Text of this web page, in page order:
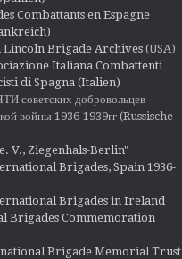
Combattants en Espagne
Lincoln Brigade Archives(USA)
Italiana Combattenti
di Spagna (Italien)
советских добровольцев
войны 1936-1939гг (Russische
V., Ziegenhals-Berlin"
Brigades, Spain 1936-
Brigades in Ireland
Brigades Commemoration
Brigade Memorial Trust